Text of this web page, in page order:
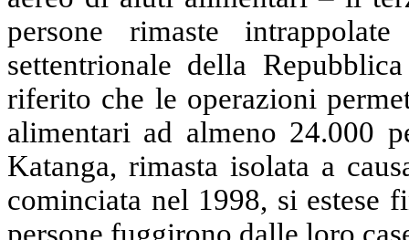
persone rimaste
settentrionale della
riferito che le operazioni
alimentari ad almeno 24.000
Katanga, rimasta isolata a
cominciata nel 1998, si estese
persone fuggirono dalle loro